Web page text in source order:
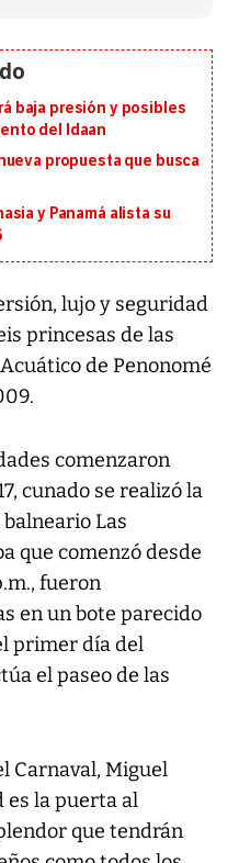
baja presión y posibles
del Idaan
propuesta que busca
y Panamá alista su
lujo y seguridad
princesas de las
de Penonomé
comenzaron
cunado se realizó la
Las
que comenzó desde
fueron
en un bote parecido
primer día del
el paseo de las
Carnaval, Miguel
es la puerta al
que tendrán